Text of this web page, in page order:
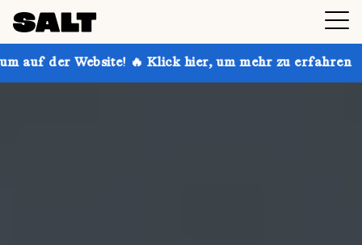
🔥 Klick hier, um mehr zu erfahren Hol dir bis zu